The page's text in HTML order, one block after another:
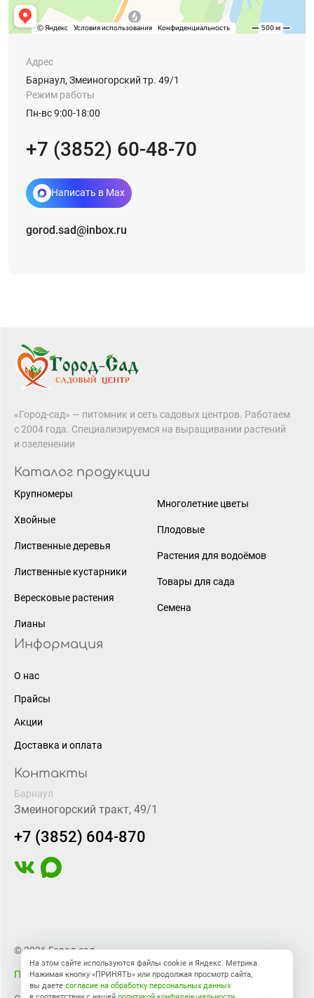
Адрес
Барнаул, Змеиногорский тр. 49/1
Режим работы
Пн-вс 9:00-18:00
+7 (3852) 60-48-70
Написать в Max
gorod.sad@inbox.ru
«Город-сад» — питомник и сеть садовых центров. Работаем
с 2004 года. Специализируемся на выращивании растений
и озеленении
Каталог продукции
Крупномеры
Хвойные
Лиственные деревья
Лиственные кустарники
Вересковые растения
Лианы
Многолетние цветы
Плодовые
Растения для водоёмов
Товары для сада
Семена
Информация
О нас
Прайсы
Акции
Доставка и оплата
Контакты
Барнаул
Змеиногорский тракт, 49/1
+7 (3852) 604-870
© 2026 Город-сад
Правовая информация
На этом сайте используются файлы cookie и Яндекс. Метрика.
Нажимая кнопку «ПРИНЯТЬ» или продолжая просмотр сайта,
вы даете согласие на обработку персональных данных